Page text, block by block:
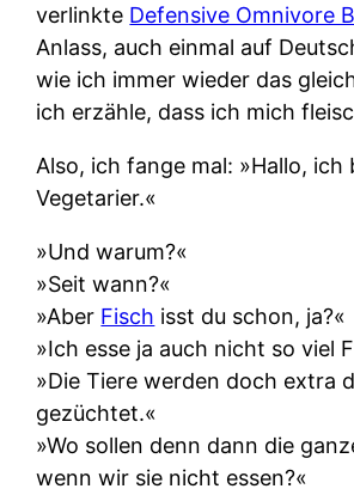
verlinkte Defensive Omnivore
Anlass, auch einmal auf
wie ich immer wieder das
ich erzähle, dass ich mich
Also, ich fange mal: »Hallo, ich
Vegetarier.«
»Und warum?«
»Seit wann?«
»Aber Fisch isst du schon, ja?«
»Ich esse ja auch nicht so viel
»Die Tiere werden doch extra
gezüchtet.«
»Wo sollen denn dann die
wenn wir sie nicht essen?«